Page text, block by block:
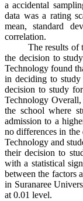
a accidental
data was a rating
mean, standard
correlation.
The results of the
the decision to
Technology found
in deciding to
decision to study
Technology
the school where
admission to a
no differences in
Technology and
their decision to
with a statistical
between the factors
in Suranaree
at 0.01 level.